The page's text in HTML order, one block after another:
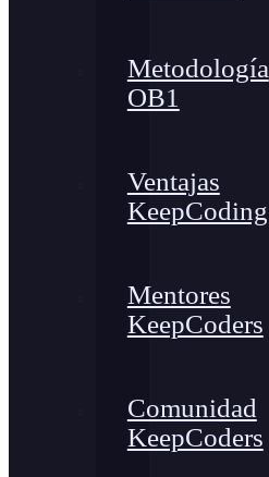
Metodología
OB1
Ventajas
KeepCoding
Mentores
KeepCoders
Comunidad
KeepCoders